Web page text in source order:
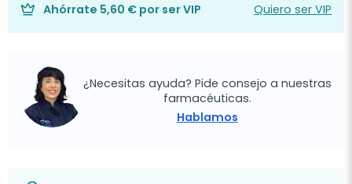
Ahórrate 5,60 € por ser VIP Quiero ser VIP
¿Necesitas ayuda? Pide consejo a nuestras
farmacéuticas.
Hablamos